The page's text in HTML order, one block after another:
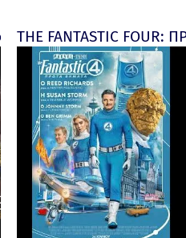
II) -
THE FANTASTIC